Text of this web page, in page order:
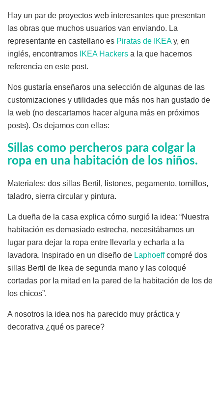
Hay un par de proyectos web interesantes que presentan
las obras que muchos usuarios van enviando. La
representante en castellano es Piratas de IKEAy, en
inglés, encontramos IKEA Hackers a la que hacemos
referencia en este post.
Nos gustaría enseñaros una selección de algunas de las
customizaciones y utilidades que más nos han gustado de
la web (no descartamos hacer alguna más en próximos
posts). Os dejamos con ellas:
Sillas como percheros para colgar la
ropa en una habitación de los niños.
Materiales: dos sillas Bertil, listones, pegamento, tornillos,
taladro, sierra circular y pintura.
La dueña de la casa explica cómo surgió la idea: “Nuestra
habitación es demasiado estrecha, necesitábamos un
lugar para dejar la ropa entre llevarla y echarla a la
lavadora. Inspirado en un diseño de Laphoeffcompré dos
sillas Bertil de Ikea de segunda mano y las coloqué
cortadas por la mitad en la pared de la habitación de los de
los chicos”.
A nosotros la idea nos ha parecido muy práctica y
decorativa ¿qué os parece?